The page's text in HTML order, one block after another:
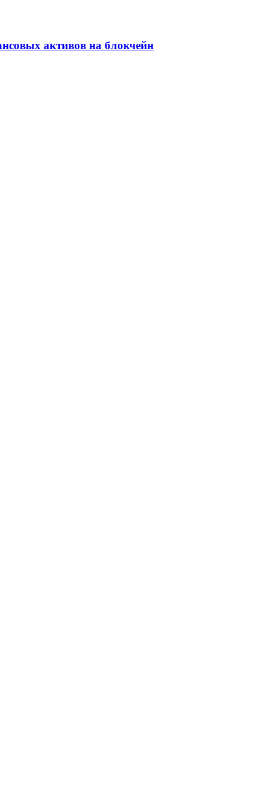
активов на блокчейн